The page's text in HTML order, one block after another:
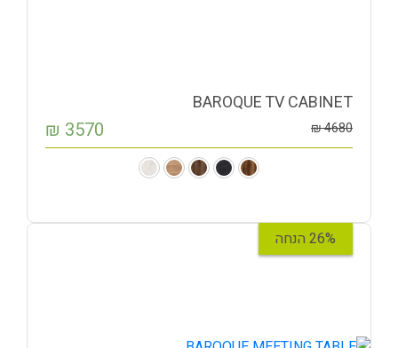
BAROQUE TV CABINET
4680
₪
3570
₪
26% הנחה